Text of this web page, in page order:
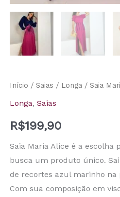
Início / Saias / Longa / Saia
Longa, Saias
R$199,90
Saia Maria Alice é a escolha
busca um produto único.
de recortes azul marinho na
Com sua composição em